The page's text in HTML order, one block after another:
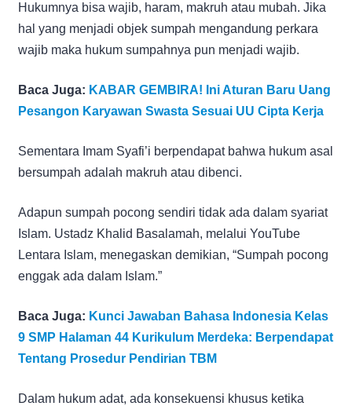
Hukumnya bisa wajib, haram, makruh atau mubah. Jika
hal yang menjadi objek sumpah mengandung perkara
wajib maka hukum sumpahnya pun menjadi wajib.
Baca Juga: KABAR GEMBIRA! Ini Aturan Baru Uang
Pesangon Karyawan Swasta Sesuai UU Cipta Kerja
Sementara Imam Syafi’i berpendapat bahwa hukum asal
bersumpah adalah makruh atau dibenci.
Adapun sumpah pocong sendiri tidak ada dalam syariat
Islam. Ustadz Khalid Basalamah, melalui YouTube
Lentara Islam, menegaskan demikian, “Sumpah pocong
enggak ada dalam Islam.”
Baca Juga: Kunci Jawaban Bahasa Indonesia Kelas
9 SMP Halaman 44 Kurikulum Merdeka: Berpendapat
Tentang Prosedur Pendirian TBM
Dalam hukum adat, ada konsekuensi khusus ketika